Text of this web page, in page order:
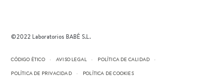
©2022 Laboratorios BABÉ S.L.
CÓDIGO ÉTICO AVISO LEGAL
POLÍTICA DE CALIDAD
POLÍTICA DE PRIVACIDAD
POLÍTICA DE COOKIES